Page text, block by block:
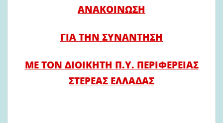
ΑΝΑΚΟΙΝΩΣΗ
ΓΙΑ ΤΗΝ ΣΥΝΑΝΤΗΣΗ
ΜΕ ΤΟΝ ΔΙΟΙΚΗΤΗ Π.Υ. ΠΕΡΙΦΕΡΕΙΑΣ
ΣΤΕΡΕΑΣ ΕΛΛΑΔΑΣ